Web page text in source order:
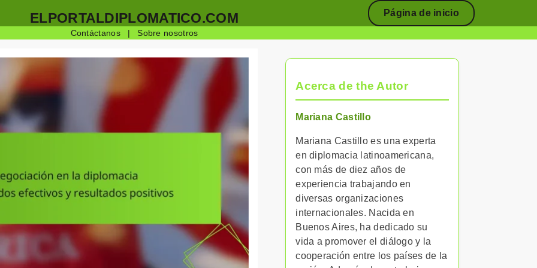
ELPORTALDIPLOMATICO.COM Página de inicio
Contáctanos | Sobre nosotros
Acerca de the Autor
Mariana Castillo
Mariana Castillo es una experta
en diplomacia latinoamericana,
con más de diez años de
experiencia trabajando en
diversas organizaciones
internacionales. Nacida en
Buenos Aires, ha dedicado su
vida a promover el diálogo y la
cooperación entre los países de la